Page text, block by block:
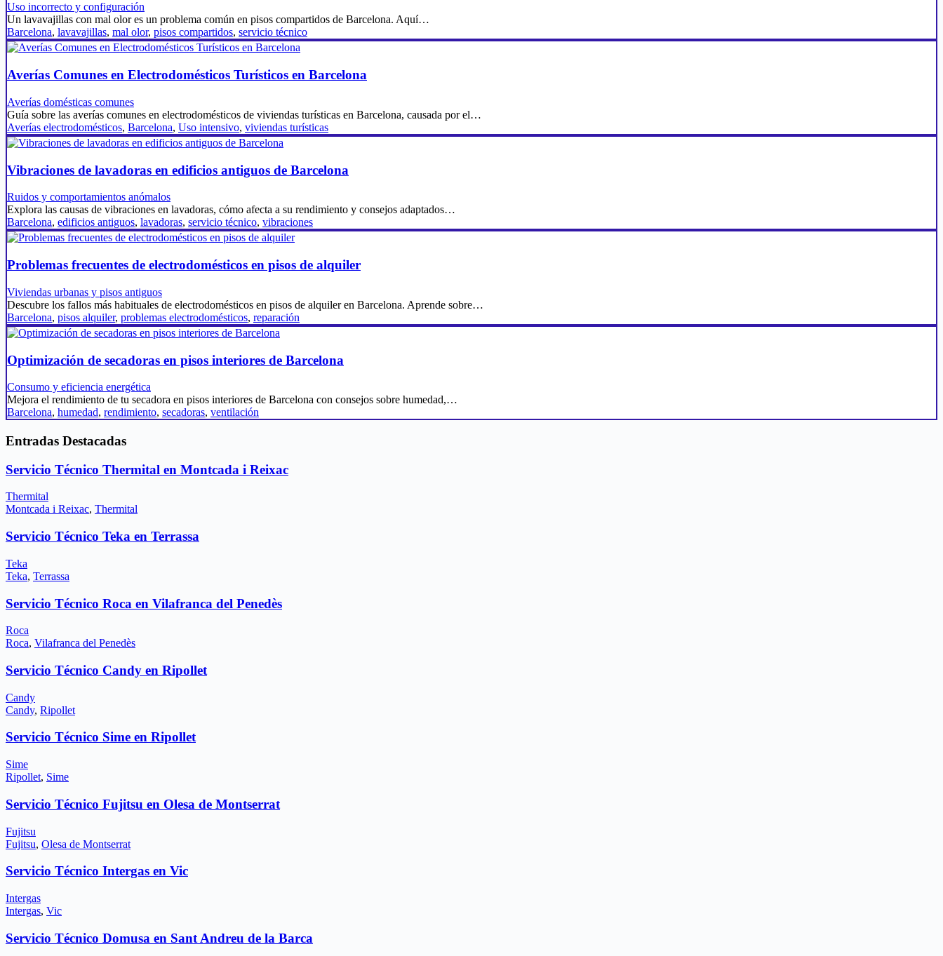
Uso incorrecto y configuración
Un lavavajillas con mal olor es un problema común en pisos compartidos de Barcelona. Aquí…
Barcelona, lavavajillas, mal olor, pisos compartidos, servicio técnico
Averías Comunes en Electrodomésticos Turísticos en Barcelona
Averías domésticas comunes
Guía sobre las averías comunes en electrodomésticos de viviendas turísticas en Barcelona, causada por el…
Averías electrodomésticos, Barcelona, Uso intensivo, viviendas turísticas
Vibraciones de lavadoras en edificios antiguos de Barcelona
Ruidos y comportamientos anómalos
Explora las causas de vibraciones en lavadoras, cómo afecta a su rendimiento y consejos adaptados…
Barcelona, edificios antiguos, lavadoras, servicio técnico, vibraciones
Problemas frecuentes de electrodomésticos en pisos de alquiler
Viviendas urbanas y pisos antiguos
Descubre los fallos más habituales de electrodomésticos en pisos de alquiler en Barcelona. Aprende sobre…
Barcelona, pisos alquiler, problemas electrodomésticos, reparación
Optimización de secadoras en pisos interiores de Barcelona
Consumo y eficiencia energética
Mejora el rendimiento de tu secadora en pisos interiores de Barcelona con consejos sobre humedad,…
Barcelona, humedad, rendimiento, secadoras, ventilación
Entradas Destacadas
Servicio Técnico Thermital en Montcada i Reixac
Thermital
Montcada i Reixac, Thermital
Servicio Técnico Teka en Terrassa
Teka
Teka, Terrassa
Servicio Técnico Roca en Vilafranca del Penedès
Roca
Roca, Vilafranca del Penedès
Servicio Técnico Candy en Ripollet
Candy
Candy, Ripollet
Servicio Técnico Sime en Ripollet
Sime
Ripollet, Sime
Servicio Técnico Fujitsu en Olesa de Montserrat
Fujitsu
Fujitsu, Olesa de Montserrat
Servicio Técnico Intergas en Vic
Intergas
Intergas, Vic
Servicio Técnico Domusa en Sant Andreu de la Barca